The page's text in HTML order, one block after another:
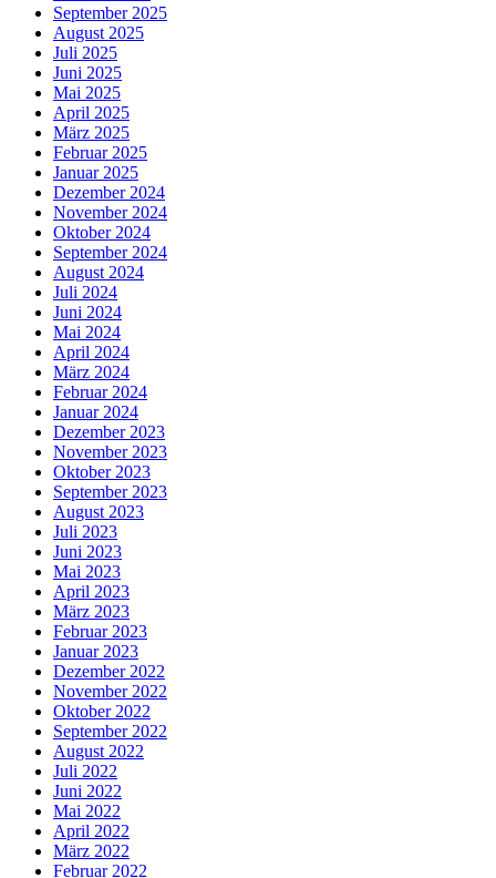
September 2025
August 2025
Juli 2025
Juni 2025
Mai 2025
April 2025
März 2025
Februar 2025
Januar 2025
Dezember 2024
November 2024
Oktober 2024
September 2024
August 2024
Juli 2024
Juni 2024
Mai 2024
April 2024
März 2024
Februar 2024
Januar 2024
Dezember 2023
November 2023
Oktober 2023
September 2023
August 2023
Juli 2023
Juni 2023
Mai 2023
April 2023
März 2023
Februar 2023
Januar 2023
Dezember 2022
November 2022
Oktober 2022
September 2022
August 2022
Juli 2022
Juni 2022
Mai 2022
April 2022
März 2022
Februar 2022